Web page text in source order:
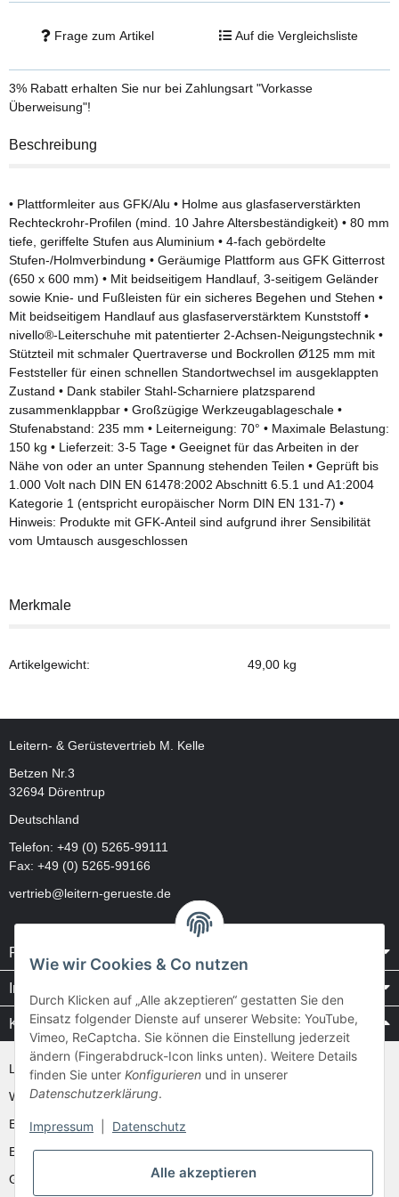
Frage zum Artikel Auf die Vergleichsliste
3% Rabatt erhalten Sie nur bei Zahlungsart "Vorkasse
Überweisung"!
Beschreibung
• Plattformleiter aus GFK/Alu • Holme aus glasfaserverstärkten
Rechteckrohr-Profilen (mind. 10 Jahre Altersbeständigkeit) • 80 mm
tiefe, geriffelte Stufen aus Aluminium • 4-fach gebördelte
Stufen-/Holmverbindung • Geräumige Plattform aus GFK Gitterrost
(650 x 600 mm) • Mit beidseitigem Handlauf, 3-seitigem Geländer
sowie Knie- und Fußleisten für ein sicheres Begehen und Stehen •
Mit beidseitigem Handlauf aus glasfaserverstärktem Kunststoff •
nivello®-Leiterschuhe mit patentierter 2-Achsen-Neigungstechnik •
Stützteil mit schmaler Quertraverse und Bockrollen Ø125 mm mit
Feststeller für einen schnellen Standortwechsel im ausgeklappten
Zustand • Dank stabiler Stahl-Scharniere platzsparend
zusammenklappbar • Großzügige Werkzeugablageschale •
Stufenabstand: 235 mm • Leiterneigung: 70° • Maximale Belastung:
150 kg • Lieferzeit: 3-5 Tage • Geeignet für das Arbeiten in der
Nähe von oder an unter Spannung stehenden Teilen • Geprüft bis
1.000 Volt nach DIN EN 61478:2002 Abschnitt 6.5.1 und A1:2004
Kategorie 1 (entspricht europäischer Norm DIN EN 131-7) •
Hinweis: Produkte mit GFK-Anteil sind aufgrund ihrer Sensibilität
vom Umtausch ausgeschlossen
Merkmale
Artikelgewicht: 49,00 kg
Leitern- & Gerüstevertrieb M. Kelle
Betzen Nr.3
32694 Dörentrup
Deutschland
Telefon: +49 (0) 5265-99111
Fax: +49 (0) 5265-99166
vertrieb@leitern-gerueste.de
Rechtliches
Informationen
Kataloge / Videos
Layher Videos und Downloads
WAKÜ
Ernst
Euroline
Günzburger
Wie wir Cookies & Co nutzen
Durch Klicken auf „Alle akzeptieren“ gestatten Sie den
Einsatz folgender Dienste auf unserer Website: YouTube,
Vimeo, ReCaptcha. Sie können die Einstellung jederzeit
ändern (Fingerabdruck-Icon links unten). Weitere Details
finden Sie unter Konfigurieren und in unserer
Datenschutzerklärung.
Impressum Datenschutz
Alle akzeptieren